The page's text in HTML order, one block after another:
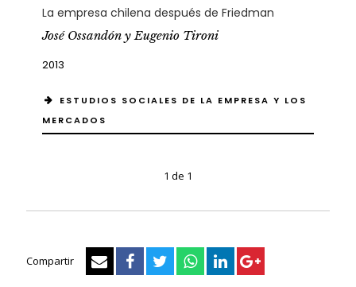
La empresa chilena después de Friedman
José Ossandón y Eugenio Tironi
2013
ESTUDIOS SOCIALES DE LA EMPRESA Y LOS
MERCADOS
1 de 1
Compartir